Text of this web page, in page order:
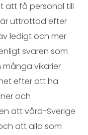
att få personal till
är uttröttad efter
ledigt och mer
svaren som
många vikarier
efter att ha
och
att vård-Sverige
att alla som